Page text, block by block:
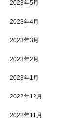
2023年5月
2023年4月
2023年3月
2023年2月
2023年1月
2022年12月
2022年11月